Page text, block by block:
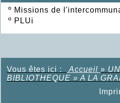
º Missions de
º PLUi
Vous êtes ici : Accueil »
BIBLIOTHEQUE » A LA